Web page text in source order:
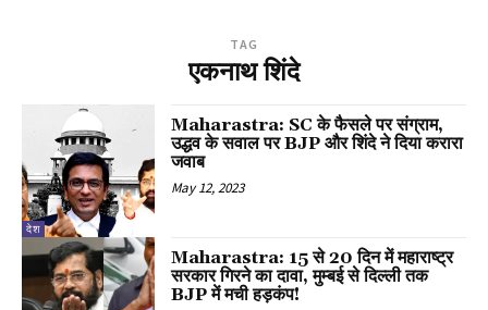
TAG
एकनाथ शिंदे
देश
Maharastra: SC के फैसले पर संग्राम,
उद्धव के सवाल पर BJP और शिंदे ने दिया करारा
जवाब
May 12, 2023
Maharastra: 15 से 20 दिन में महाराष्ट्र
सरकार गिरने का दावा, मुम्बई से दिल्ली तक
BJP में मची हड़कंप!